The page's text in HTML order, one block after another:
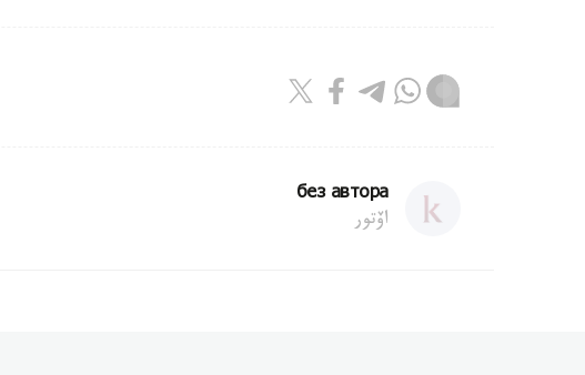
без автора
اۆتور